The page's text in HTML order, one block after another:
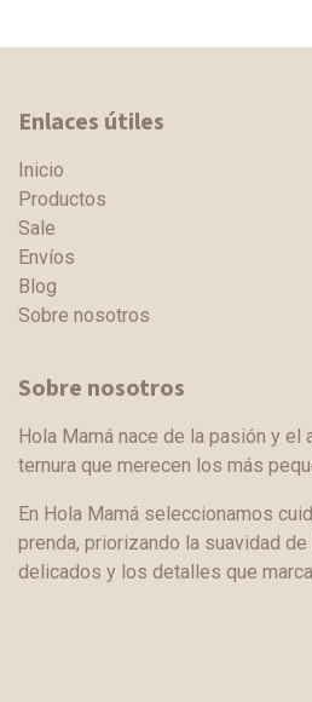
Enlaces útiles
Inicio
Productos
Sale
Envíos
Blog
Sobre nosotros
Sobre nosotros
Hola Mamá nace de la pasión y el
ternura que merecen los más
En Hola Mamá seleccionamos
prenda, priorizando la suavidad
delicados y los detalles que